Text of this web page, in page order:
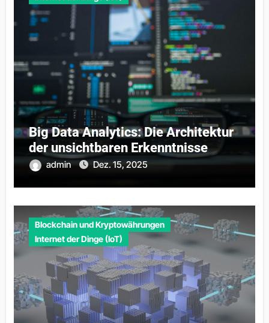
Big Data Analytics: Die Architektur
der unsichtbaren Erkenntnisse
admin Dez. 15, 2025
Blockchain und Kryptowährungen
Internet der Dinge (IoT)